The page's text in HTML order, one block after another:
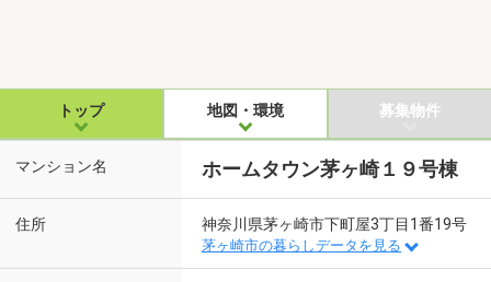
トップ 地図・環境 募集物件
マンション名 ホームタウン茅ヶ崎１９号棟
住所 神奈川県茅ヶ崎市下町屋3丁目1番19号
茅ヶ崎市の暮らしデータを見る